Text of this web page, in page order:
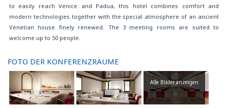
Internet TV
Klimatisiert
Kostenloser Aufenthalt für 1 Kind bis 3 Jahre im Zimmer mit 2 Erwachsenen
Kostenloses Internet point
Kostenloses Wi-Fi Internetverbindung
Kostenpflichtiger Baby-sitting auf Nachfrage
Mehrsprachiges Personal
Nichtraucher Zimmer
Parkplätze für Behinderte
to easily reach Venice and Padua, this hotel combines comfort and
modern technologies together with the special atmosphere of an ancient
Venetian house finely renewed. The 3 meeting rooms are suited to
welcome up to 50 people.
FOTO DER KONFERENZRÄUME
Alle Bilder anzeigen